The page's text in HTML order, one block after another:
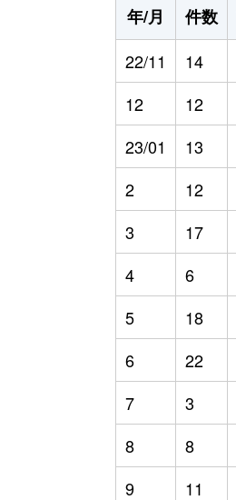
年/月
件数
22/11
14
12
12
23/01
13
2
12
3
17
4
6
5
18
6
22
7
3
8
8
9
11